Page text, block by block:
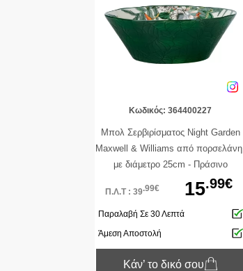
Κωδικός: 364400227
Μπολ Σερβιρίσματος Night Garden
Maxwell & Williams από πορσελάνη,
με διάμετρο 25cm - Πράσινο
Π.Λ.Τ : 39.99€ 15.99€
Παραλαβή Σε 30 Λεπτά
Άμεση Αποστολή
Κάν’ το δικό σου